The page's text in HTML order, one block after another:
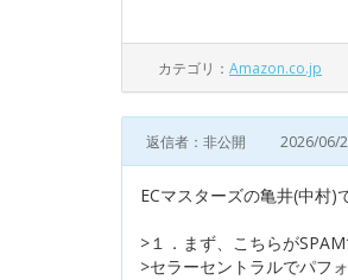
カテゴリ： Amazon.co.jp
返信者：非公開 2026/06/
ECマスターズの亀井(中村)
>１．まず、こちらが
>セラーセントラルでパ